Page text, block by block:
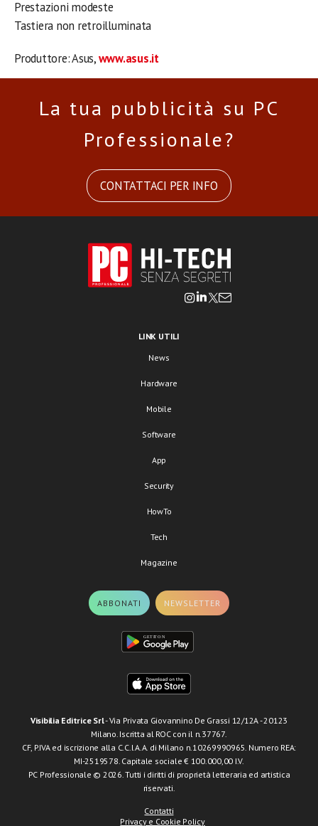
Prestazioni modeste
Tastiera non retroilluminata
Produttore: Asus,www.asus.it
La tua pubblicità su PC
Professionale?
CONTATTACI PER INFO
LINK UTILI
News
Hardware
Mobile
Software
App
Security
HowTo
Tech
Magazine
ABBONATI NEWSLETTER
Visibilia Editrice Srl- Via Privata Giovannino De Grassi 12/12A - 20123
Milano. Iscritta al ROC con il n.37767.
CF, P.IVA ed iscrizione alla C.C.I.A.A. di Milano n.10269990965. Numero REA:
MI-2519578. Capitale sociale € 100.000,00 I.V.
PC Professionale © 2026. Tutti i diritti di proprietà letteraria ed artistica
riservati.
Contatti
Privacy e Cookie Policy